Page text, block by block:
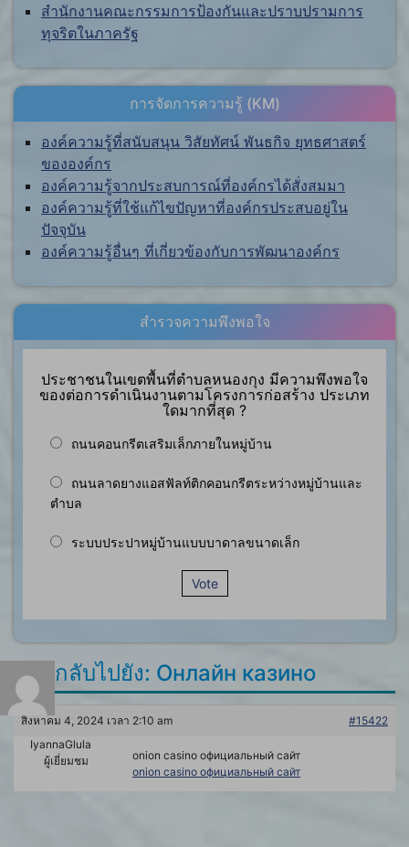
สำนักงานคณะกรรมการป้องกันและปราบปรามการ
ทุจริตในภาครัฐ
การจัดการความรู้ (KM)
องค์ความรู้ที่สนับสนุน วิสัยทัศน์ พันธกิจ ยุทธศาสตร์
ขององค์กร
องค์ความรู้จากประสบการณ์ที่องค์กรได้สั่งสมมา
องค์ความรู้ที่ใช้แก้ไขปัญหาที่องค์กรประสบอยู่ใน
ปัจจุบัน
องค์ความรู้อื่นๆ ที่เกี่ยวข้องกับการพัฒนาองค์กร
สำรวจความพึงพอใจ
ประชาชนในเขตพื้นที่ตำบลหนองกุง มีความพึงพอใจ
ของต่อการดำเนินงานตามโครงการก่อสร้าง ประเภท
ใดมากที่สุด ?
ถนนคอนกรีตเสริมเล็กภายในหมู่บ้าน
ถนนลาดยางแอสฟัลท์ติกคอนกรีตระหว่างหมู่บ้านและ
ตำบล
ระบบประปาหมู่บ้านแบบบาดาลขนาดเล็ก
Vote
ตอบกลับไปยัง: Онлайн казино
สิงหาคม 4, 2024 เวลา 2:10 am
#15422
IyannaGlula
ผู้เยี่ยมชม
onion casino официальный сайт
onion casino официальный сайт